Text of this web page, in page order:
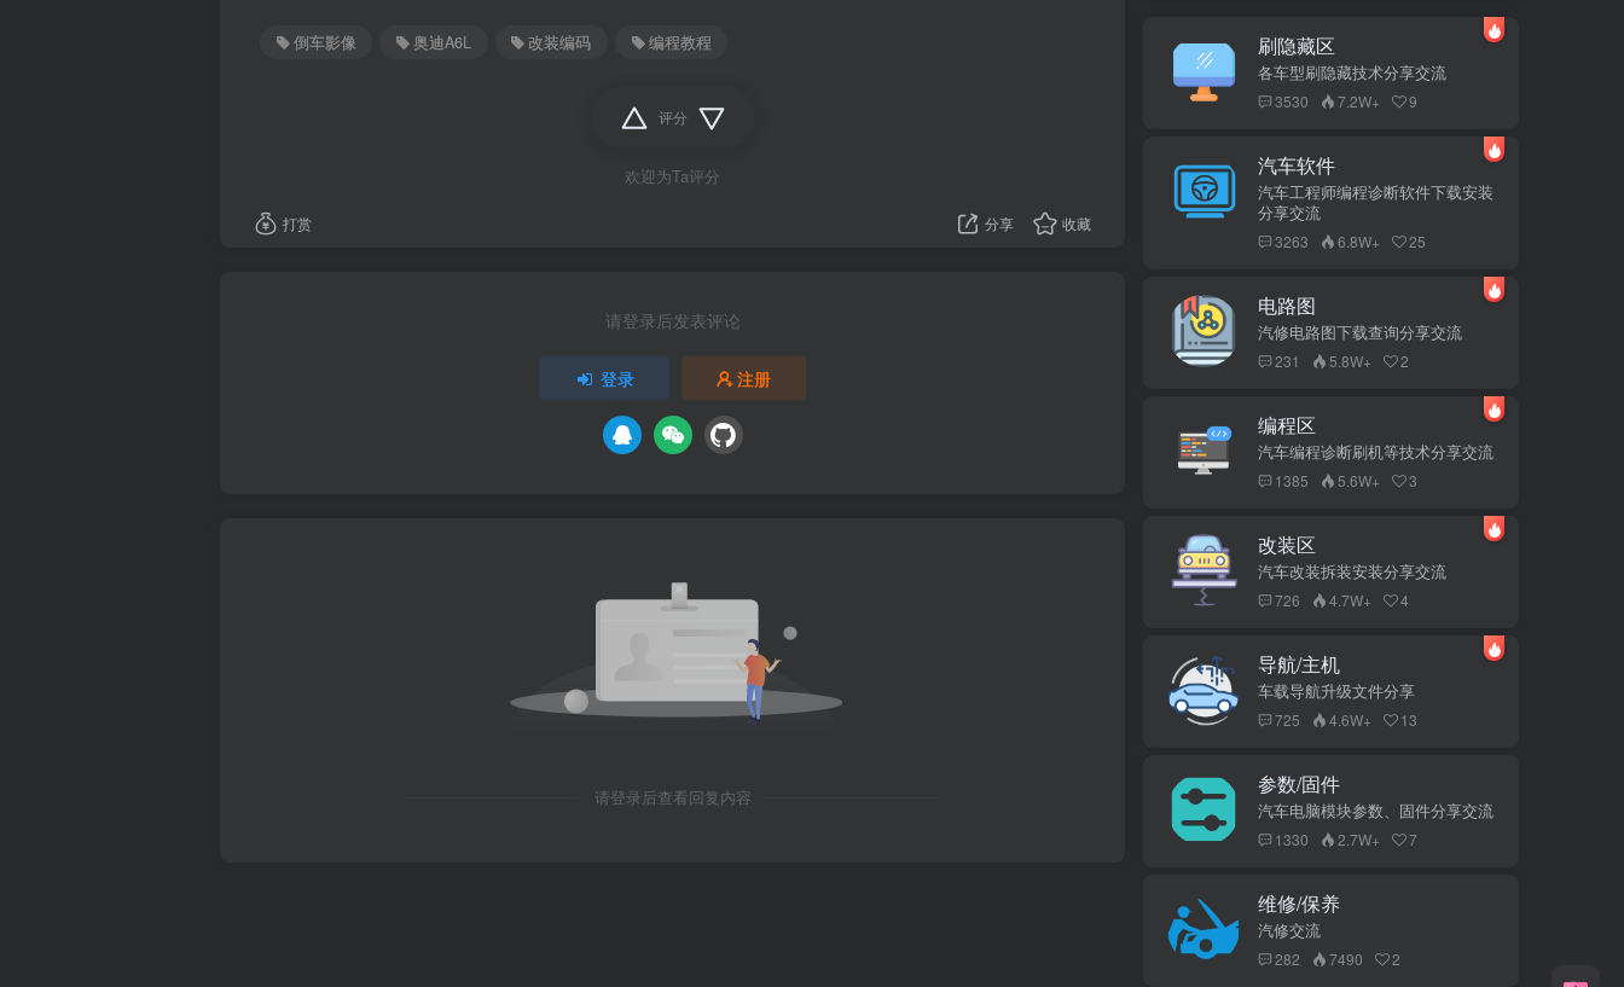
倒车影像 奥迪A6L 改装编码 编程教程
评分
欢迎为Ta评分
打赏 分享 收藏
请登录后发表评论
登录 注册
请登录后查看回复内容
刷隐藏区
各车型刷隐藏技术分享交流
3530 7.2W+ 9
汽车软件
汽车工程师编程诊断软件下载安装
分享交流
3263 6.8W+ 25
电路图
汽修电路图下载查询分享交流
231 5.8W+ 2
编程区
汽车编程诊断刷机等技术分享交流
1385 5.6W+ 3
改装区
汽车改装拆装安装分享交流
726 4.7W+ 4
导航/主机
车载导航升级文件分享
725 4.6W+ 13
参数/固件
汽车电脑模块参数、固件分享交流
1330 2.7W+ 7
维修/保养
汽修交流
282 7490 2